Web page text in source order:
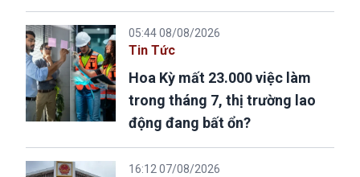
05:44 08/08/2026
Tin Tức
Hoa Kỳ mất 23.000 việc làm
trong tháng 7, thị trường lao
động đang bất ổn?
16:12 07/08/2026